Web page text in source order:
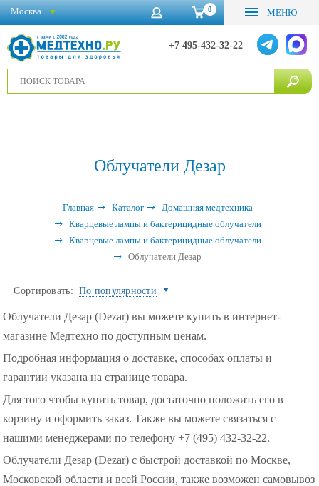
0 МЕНЮ
+7 495-432-32-22
Москва
Облучатели Дезар
Главная Каталог
Домашняя медтехника
Кварцевые лампы и бактерицидные облучатели
Кварцевые лампы и бактерицидные облучатели
Облучатели Дезар
Сортировать: По популярности
Облучатели Дезар (Dezar) вы можете купить в интернет-
магазине Медтехно по доступным ценам.
Подробная информация о доставке, способах оплаты и
гарантии указана на странице товара.
Для того чтобы купить товар, достаточно положить его в
корзину и оформить заказ. Также вы можете связаться с
нашими менеджерами по телефону +7 (495) 432-32-22.
Облучатели Дезар (Dezar) с быстрой доставкой по Москве,
Московской области и всей России, также возможен самовывоз